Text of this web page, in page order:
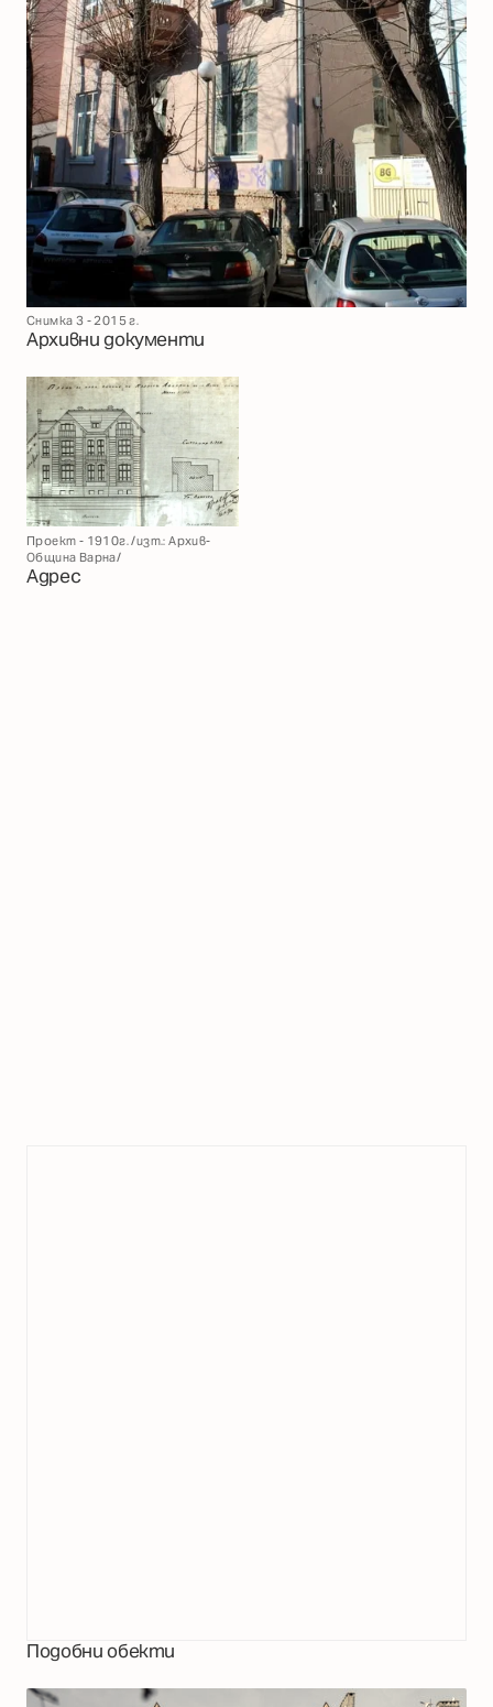
Снимка 3 - 2015 г.
Архивни документи
Проект - 1910г. /изт.: Архив-
Община Варна/
Адрес
Подобни обекти